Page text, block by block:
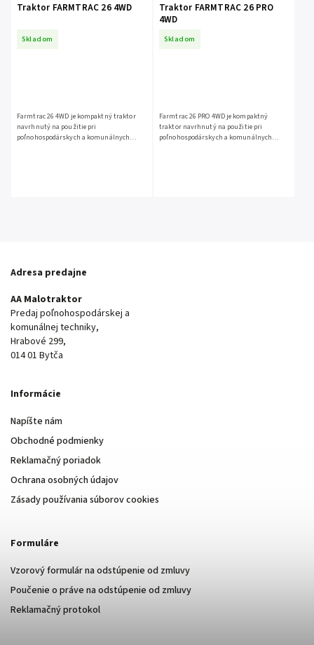
Traktor FARMTRAC 26 4WD
Skladom
Farmtrac 26 4WD je kompaktný traktor
navrhnutý na použitie pri
poľnohospodárskych a komunálnych
Traktor FARMTRAC 26 PRO
4WD
Skladom
Farmtrac 26 PRO 4WD je kompaktný
traktor navrhnutý na použitie pri
poľnohospodárskych a komunálnych
Adresa predajne
AA Malotraktor
Predaj poľnohospodárskej a
komunálnej techniky,
Hrabové 299,
014 01 Bytča
Informácie
Napíšte nám
Obchodné podmienky
Reklamačný poriadok
Ochrana osobných údajov
Zásady používania súborov cookies
Formuláre
Vzorový formulár na odstúpenie od zmluvy
Poučenie o práve na odstúpenie od zmluvy
Reklamačný protokol